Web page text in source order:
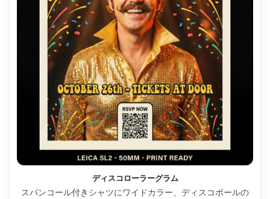
ディスコローラーグラム
スパンコール付きシャツにワイドカラー、ディスコボールの